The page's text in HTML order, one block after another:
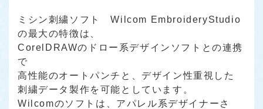
ミシン刺繍ソフト Wilcom EmbroideryStudio
の最大の特徴は、
CorelDRAWのドロー系デザインソフトとの連携
で
高性能のオートパンチと、デザイン性重視した
刺繍データ製作を可能としています。
Wilcomのソフトは、アパレル系デザイナーさ